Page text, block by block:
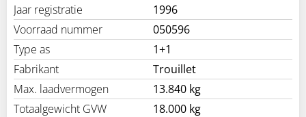
Jaar registratie
1996
Voorraad nummer
050596
Type as
1+1
Fabrikant
Trouillet
Max. laadvermogen
13.840 kg
Totaalgewicht GVW
18.000 kg